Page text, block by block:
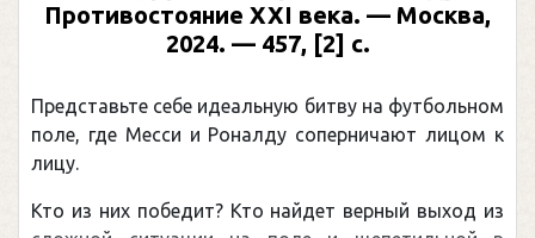
иллюстрированная биография. —
Москва, 2024 (макет 2025). — 133, [2] с.
Погоня Александра Овечкина за снайперским
обсуждаемая хоккейная тема последних лет в